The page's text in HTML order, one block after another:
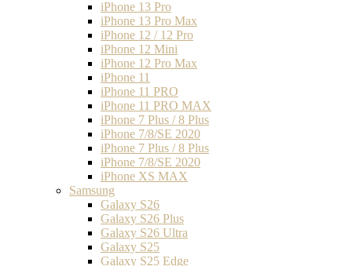
iPhone 13 Pro
iPhone 13 Pro Max
iPhone 12 / 12 Pro
iPhone 12 Mini
iPhone 12 Pro Max
iPhone 11
iPhone 11 PRO
iPhone 11 PRO MAX
iPhone 7 Plus / 8 Plus
iPhone 7/8/SE 2020
iPhone 7 Plus / 8 Plus
iPhone 7/8/SE 2020
iPhone XS MAX
Samsung
Galaxy S26
Galaxy S26 Plus
Galaxy S26 Ultra
Galaxy S25
Galaxy S25 Edge